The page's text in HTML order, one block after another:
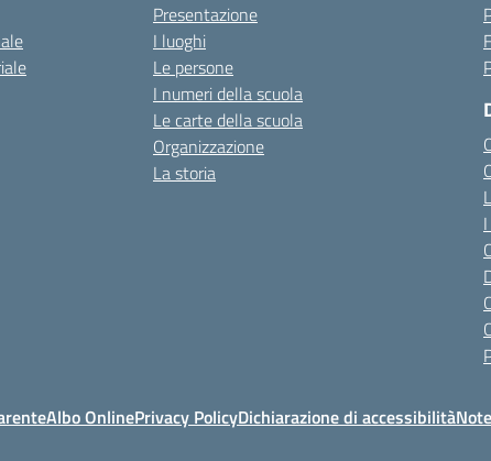
Presentazione
I luoghi
Le persone
I numeri della scuola
Le carte della scuola
Organizzazione
La storia
Albo OnlinePrivacy PolicyDichiarazione di accessibilità